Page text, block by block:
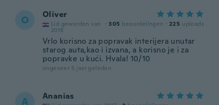
O Oliver
Lid geworden van
2018
· 305 beoordelingen · 225 uploads
Vrlo korisno za popravak interijera unutar
starog auta,kao i izvana, a korisno je i za
popravke u kući. Hvala! 10/10
ongeveer 5 jaar geleden
A Ananias